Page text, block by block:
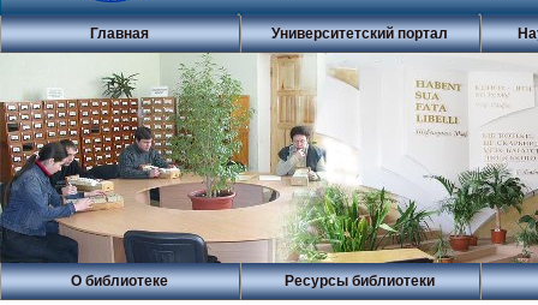
Главная Университетский портал
О библиотеке Ресурсы библиотеки